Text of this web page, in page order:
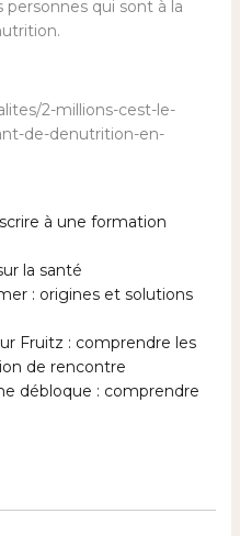
qui sont à la
2-millions-cest-le-
de-denutrition-en-
à une formation
la santé
: origines et solutions
Fruitz : comprendre les
de rencontre
débloque : comprendre